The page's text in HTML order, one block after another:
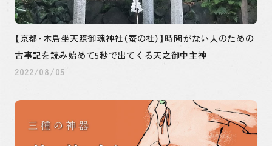
【京都・木島坐天照御魂神社（蚕の社）】時間がない人のための
古事記を読み始めて5秒で出てくる天之御中主神
2022/08/05